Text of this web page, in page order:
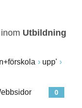
Utbildning
upp'
0